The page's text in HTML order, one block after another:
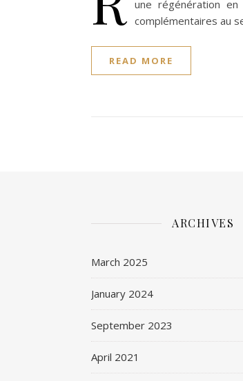
une régénération
complémentaires au
READ MORE
ARCHIVES
March 2025
January 2024
September 2023
April 2021